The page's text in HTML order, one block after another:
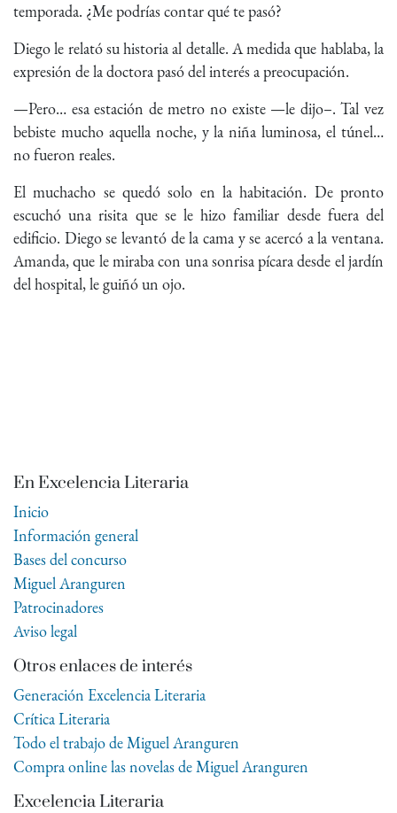
temporada. ¿Me podrías contar qué te pasó?
Diego le relató su historia al detalle. A medida que hablaba, la
expresión de la doctora pasó del interés a preocupación.
—Pero… esa estación de metro no existe —le dijo–. Tal vez
bebiste mucho aquella noche, y la niña luminosa, el túnel…
no fueron reales.
El muchacho se quedó solo en la habitación. De pronto
escuchó una risita que se le hizo familiar desde fuera del
edificio. Diego se levantó de la cama y se acercó a la ventana.
Amanda, que le miraba con una sonrisa pícara desde el jardín
del hospital, le guiñó un ojo.
En Excelencia Literaria
Inicio
Información general
Bases del concurso
Miguel Aranguren
Patrocinadores
Aviso legal
Otros enlaces de interés
Generación Excelencia Literaria
Crítica Literaria
Todo el trabajo de Miguel Aranguren
Compra online las novelas de Miguel Aranguren
Excelencia Literaria